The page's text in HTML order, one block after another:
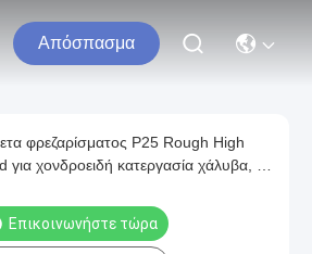
Απόσπασμα
φρεζαρίσματος P25 Rough High
για χονδροειδή κατεργασία χάλυβα, με
Επικοινωνήστε τώρα